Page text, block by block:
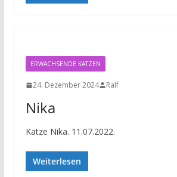
ERWACHSENDE KATZEN
24. Dezember 2024 Ralf
Nika
Katze Nika. 11.07.2022.
Weiterlesen